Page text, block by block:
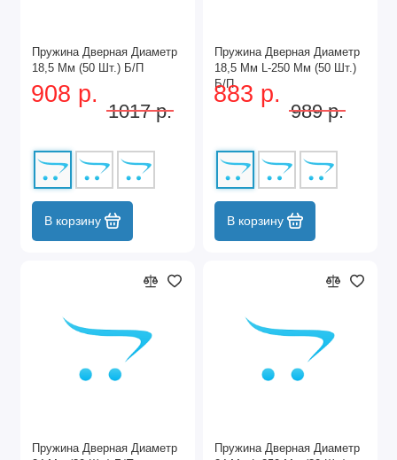
Пружина Дверная Диаметр
18,5 Мм (50 Шт.) Б/П
908 р.
1017 р.
В корзину
Пружина Дверная Диаметр
18,5 Мм L-250 Мм (50 Шт.)
Б/П
883 р.
989 р.
В корзину
Пружина Дверная Диаметр
Пружина Дверная Диаметр